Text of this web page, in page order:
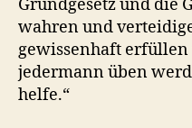
Grundgesetz und die
wahren und
gewissenhaft
jedermann üben
helfe.“